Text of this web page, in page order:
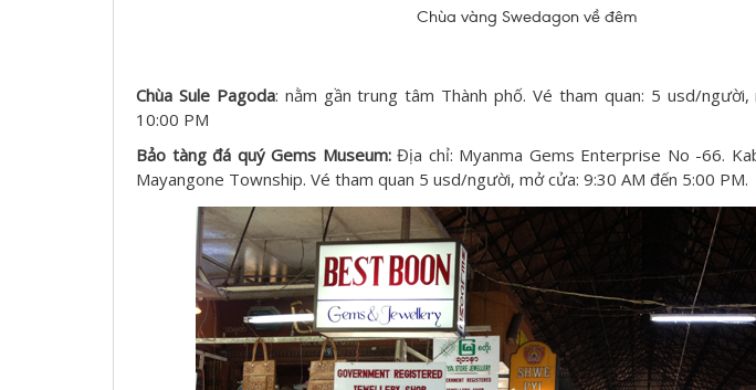
Chùa vàng Swedagon về đêm
Chùa Sule Pagoda: nằm gần trung tâm Thành phố. Vé tham quan: 5 usd/
10:00 PM
Bảo tàng đá quý Gems Museum:Địa chỉ: Myanma Gems Enterprise No -66.
Mayangone Township. Vé tham quan 5 usd/người, mở cửa: 9:30 AM đến 5:00 PM.